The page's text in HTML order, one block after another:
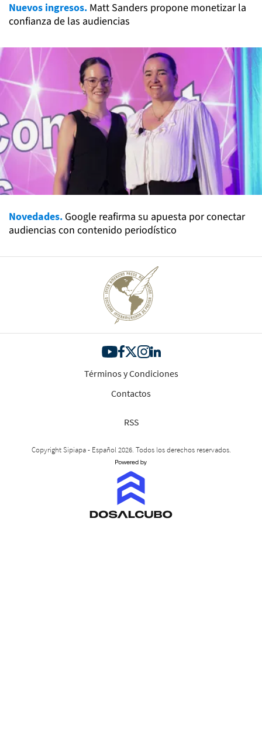
Nuevos ingresos. Matt Sanders propone monetizar la
confianza de las audiencias
Novedades. Google reafirma su apuesta por conectar
audiencias con contenido periodístico
Términos y Condiciones
Contactos
RSS
Copyright Sipiapa - Español 2026. Todos los derechos reservados.